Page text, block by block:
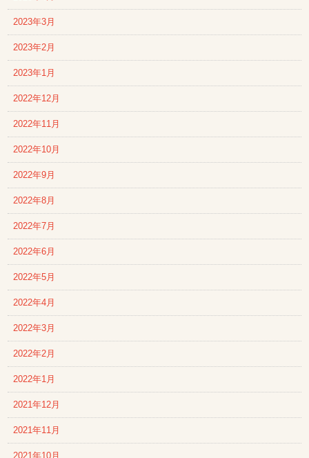
2023年3月
2023年2月
2023年1月
2022年12月
2022年11月
2022年10月
2022年9月
2022年8月
2022年7月
2022年6月
2022年5月
2022年4月
2022年3月
2022年2月
2022年1月
2021年12月
2021年11月
2021年10月